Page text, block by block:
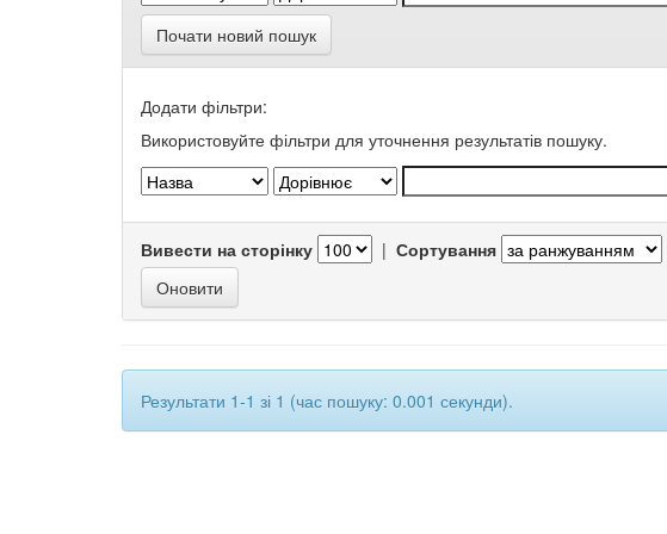
Почати новий пошук
Додати фільтри:
Використовуйте фільтри для уточнення результатів пошуку.
Вивести на сторінку | Сортування
Результати 1-1 зі 1 (час пошуку: 0.001 секунди).